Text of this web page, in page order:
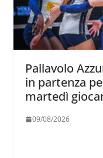
Pallavolo
in partenza
martedì
09/08/2026